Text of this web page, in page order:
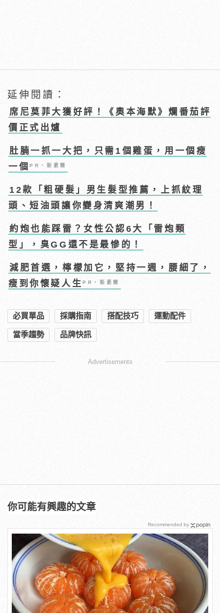
延伸閱讀：
席尼莫菲大獲好評！《奧本海默》爛番茄評
價正式出爐
肚腩一抓一大把，只需1個雞蛋，用一個瘦
一個PR・新素簡
12款「粗硬髮」男生髮型推薦，上抓紋理
頭、短油頭讓你變身清爽潮男！
約炮也能踩雷？女性公認6大「雷炮類
型」，臭GG還不是最慘的！
減肥首選，檸檬加它，堅持一週，腰細了，
瘦到你懷疑人生PR・新素簡
必買單品 採購指南 搭配技巧 運動配件
當季趨勢 品牌快訊
Advertisements
你可能有興趣的文章
Recommended by